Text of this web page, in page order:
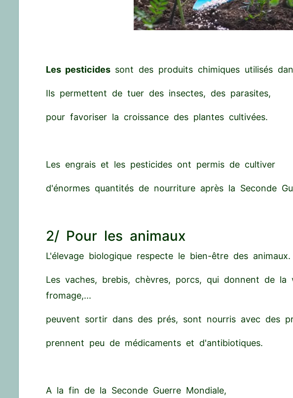
Les pesticides sont des produits chimiques utilisés
Ils permettent de tuer des insectes, des parasites,
pour favoriser la croissance des plantes cultivées.
Les engrais et les pesticides ont permis de cultiver
d'énormes quantités de nourriture après la Seconde
2/ Pour les animaux
L'élevage biologique respecte le bien-être des animaux.
Les vaches, brebis, chèvres, porcs, qui donnent de la
fromage,...
peuvent sortir dans des prés, sont nourris avec des
prennent peu de médicaments et d'antibiotiques.
A la fin de la Seconde Guerre Mondiale,